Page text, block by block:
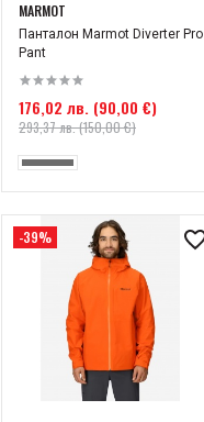
MARMOT
Панталон Marmot Diverter Pro
Pant
176,02 лв. (90,00 €)
293,37 лв. (150,00 €)
-39%